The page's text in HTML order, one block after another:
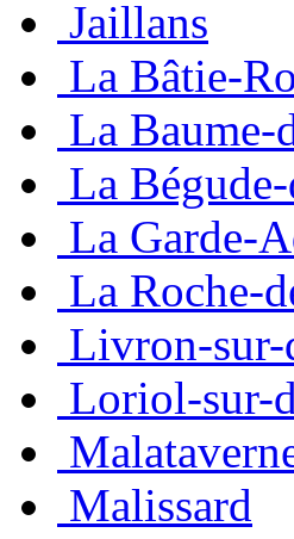
Jaillans
La Bâtie-
La Baume-
La
La Garde-
La Roche-
Livron-sur-
Loriol-sur-
Malissard